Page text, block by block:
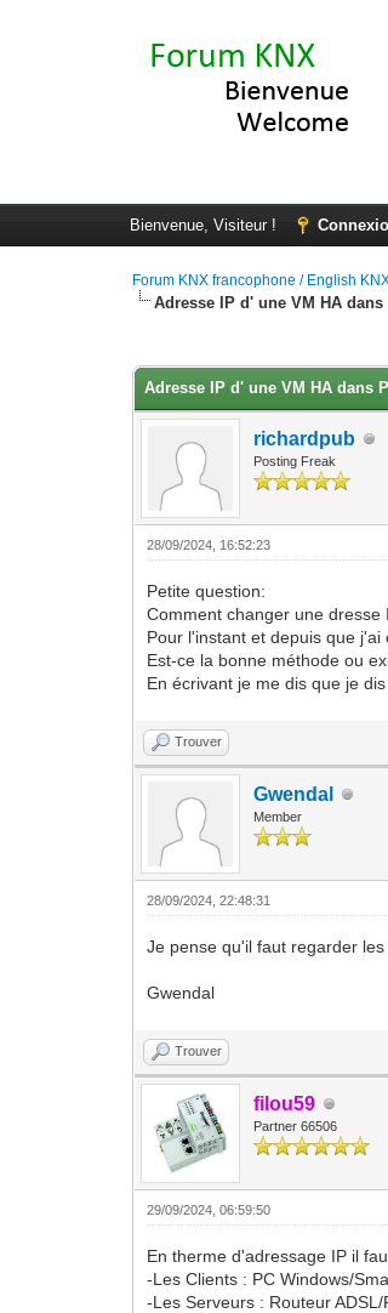
Bienvenue, Visiteur !
Forum KNX francophone / English
Adresse IP d' une VM HA
Adresse IP d' une VM HA dans
richardpub
Posting Freak
28/09/2024, 16:52:23
Petite question:
Comment changer une dresse
Pour l'instant et depuis que
Est-ce la bonne méthode ou
En écrivant je me dis que je
Trouver
Gwendal
Member
28/09/2024, 22:48:31
Je pense qu'il faut regarder
Gwendal
Trouver
filou59
Partner 66506
29/09/2024, 06:59:50
En therme d'adressage IP il
-Les Clients : PC Windows/
-Les Serveurs : Routeur